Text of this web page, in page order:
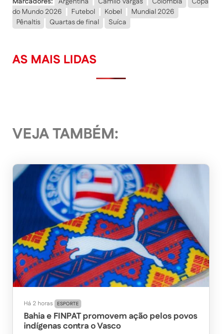
do Mundo 2026
Futebol Kobel
Mundial 2026
Pênaltis
Quartas de final Suíca
AS MAIS LIDAS
VEJA TAMBÉM:
Há 2 horas ESPORTE
Bahia e FINPAT promovem ação pelos povos
indígenas contra o Vasco